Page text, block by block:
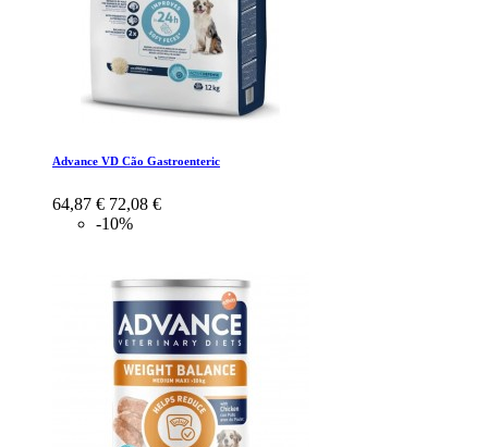
Advance VD Cão Gastroenteric
64,87 € 72,08 €
-10%